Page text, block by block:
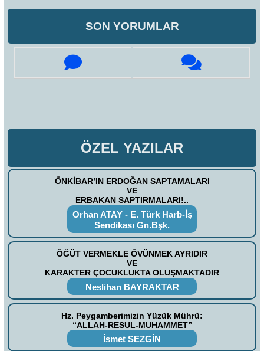
SON YORUMLAR
ÖZEL YAZILAR
ÖNKİBAR’IN ERDOĞAN SAPTAMALARI
VE
ERBAKAN SAPTIRMALARI!..
Orhan ATAY - E. Türk Harb-İş
Sendikası Gn.Bşk.
ÖĞÜT VERMEKLE ÖVÜNMEK AYRIDIR
VE
KARAKTER ÇOCUKLUKTA OLUŞMAKTADIR
Neslihan BAYRAKTAR
Hz. Peygamberimizin Yüzük Mührü:
“ALLAH-RESUL-MUHAMMET”
İsmet SEZGİN